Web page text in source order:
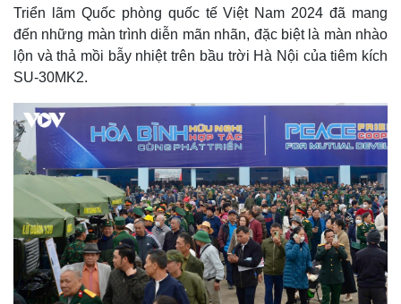
Triển lãm Quốc phòng quốc tế Việt Nam 2024 đã mang
đến những màn trình diễn mãn nhãn, đặc biệt là màn nhào
lộn và thả mồi bẫy nhiệt trên bầu trời Hà Nội của tiêm kích
SU-30MK2.